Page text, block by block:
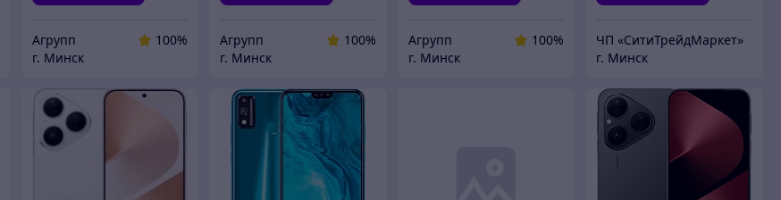
Агрупп
100%
г. Минск
Агрупп
100%
г. Минск
Агрупп
100%
г. Минск
ЧП «СитиТрейдМаркет»
г. Минск